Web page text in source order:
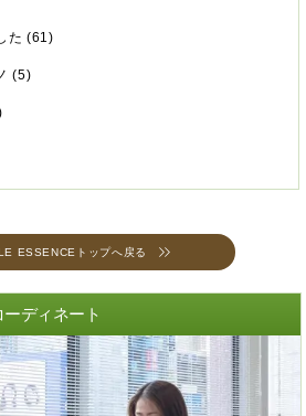
た (61)
(5)
ESSENCEトップへ戻る
ディネート